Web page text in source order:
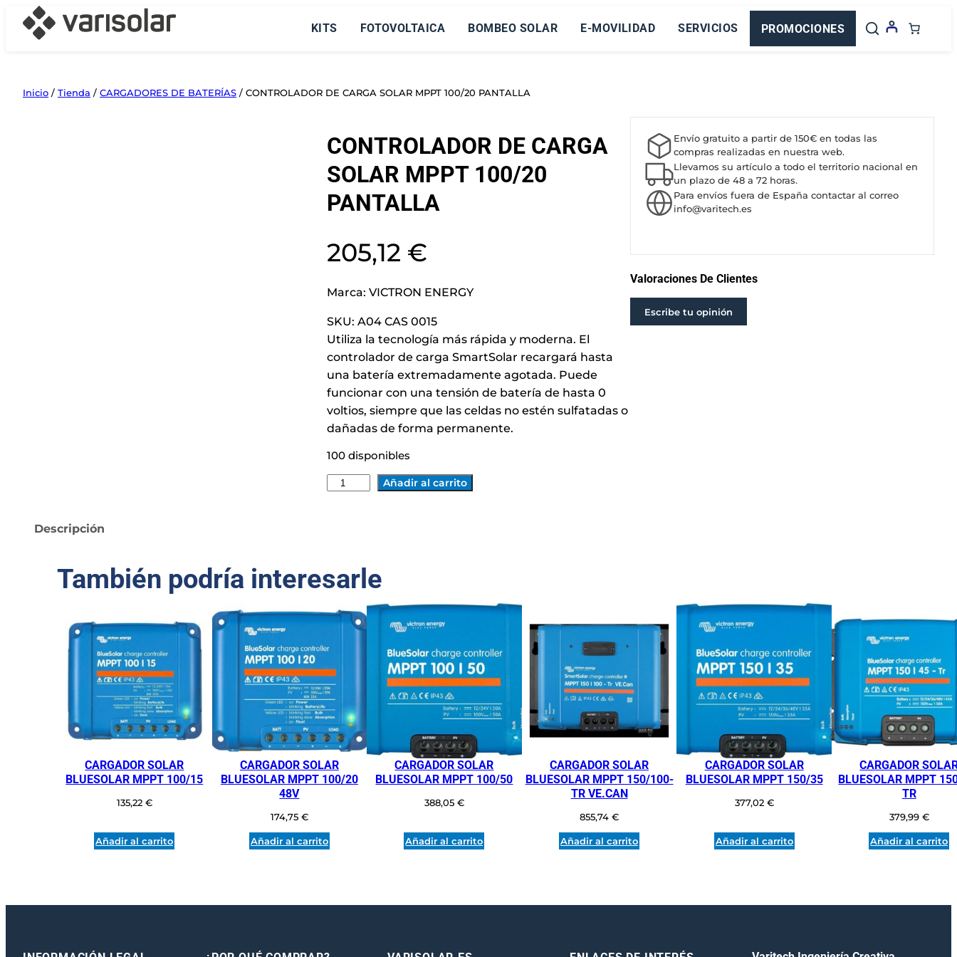
Saltar
KITS FOTOVOLTAICA BOMBEO SOLAR E-MOVILIDAD SERVICIOS PROMOCIONES
Inicio / Tienda / CARGADORES DE BATERÍAS / CONTROLADOR DE CARGA SOLAR MPPT 100/20 PANTALLA
CONTROLADOR DE CARGA
SOLAR MPPT 100/20
PANTALLA
205,12 €
Marca: VICTRON ENERGY
SKU: A04 CAS 0015
Utiliza la tecnología más rápida y moderna. El
controlador de carga SmartSolar recargará hasta
una batería extremadamente agotada. Puede
funcionar con una tensión de batería de hasta 0
voltios, siempre que las celdas no estén sulfatadas o
dañadas de forma permanente.
100 disponibles
O
L
D
E
C
A
R
G
A
L
Añadir al carrito
Envío gratuito a partir de 150€ en todas las
compras realizadas en nuestra web.
Llevamos su artículo a todo el territorio nacional en
un plazo de 48 a 72 horas.
Para envíos fuera de España contactar al correo
info@varitech.es
Valoraciones De Clientes
Escribe tu opinión
Descripción
También podría interesarle
CARGADOR SOLAR
BLUESOLAR MPPT 100/15
135,22 €
Añadir al carrito
CARGADOR SOLAR
BLUESOLAR MPPT 100/20
48V
174,75 €
Añadir al carrito
CARGADOR SOLAR
BLUESOLAR MPPT 100/50
388,05 €
Añadir al carrito
CARGADOR SOLAR
BLUESOLAR MPPT 150/100-
TR VE.CAN
855,74€
Añadir al carrito
CARGADOR SOLAR
BLUESOLAR MPPT 150/35
377,02 €
Añadir al carrito
CARGADOR
BLUESOLAR MPPT
TR
379,99 €
Añadir al carrito